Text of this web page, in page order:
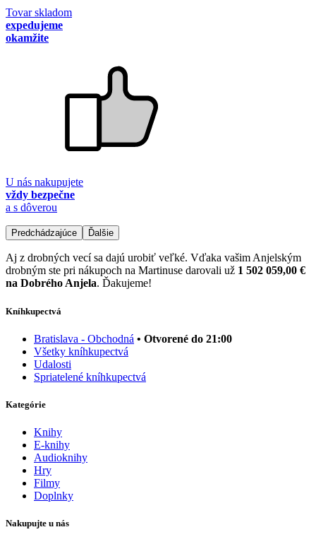
Tovar skladom
expedujeme
okamžite
U nás nakupujete
vždy bezpečne
a s dôverou
Predchádzajúce Ďalšie
Aj z drobných vecí sa dajú urobiť veľké. Vďaka vašim Anjelským
drobným ste pri nákupoch na Martinuse darovali už 1 502 059,00 €
na Dobrého Anjela. Ďakujeme!
Kníhkupectvá
Bratislava - Obchodná • Otvorené do 21:00
Všetky kníhkupectvá
Udalosti
Spriatelené kníhkupectvá
Kategórie
Knihy
E-knihy
Audioknihy
Hry
Filmy
Doplnky
Nakupujte u nás